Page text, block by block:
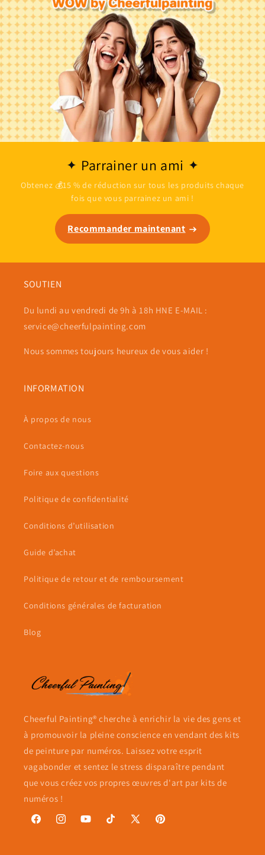
Parrainer un ami
Obtenez 💰15 % de réduction sur tous les produits chaque
fois que vous parrainez un ami !
Recommander maintenant
SOUTIEN
Du lundi au vendredi de 9h à 18h HNE E-MAIL :
service@cheerfulpainting.com
Nous sommes toujours heureux de vous aider !
INFORMATION
À propos de nous
Contactez-nous
Foire aux questions
Politique de confidentialité
Conditions d’utilisation
Guide d’achat
Politique de retour et de remboursement
Conditions générales de facturation
Blog
Cheerful Painting® cherche à enrichir la vie des gens et
à promouvoir la pleine conscience en vendant des kits
de peinture par numéros. Laissez votre esprit
vagabonder et sentez le stress disparaître pendant
que vous créez vos propres œuvres d'art par kits de
numéros !
FacebookInstagramYouTubeTikTok
X
Pinterest